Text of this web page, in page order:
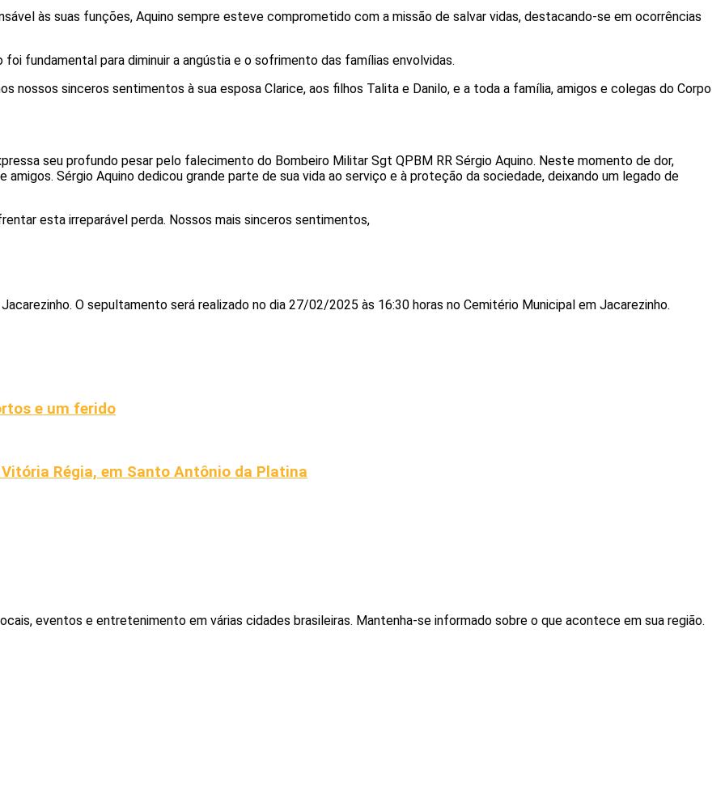
às suas funções, Aquino sempre esteve comprometido com a missão de salvar vidas, destacando-se em ocorrências
fundamental para diminuir a angústia e o sofrimento das famílias envolvidas.
nossos sinceros sentimentos à sua esposa Clarice, aos filhos Talita e Danilo, e a toda a família, amigos e colegas do Corpo
seu profundo pesar pelo falecimento do Bombeiro Militar Sgt QPBM RR Sérgio Aquino. Neste momento de dor,
Sérgio Aquino dedicou grande parte de sua vida ao serviço e à proteção da sociedade, deixando um legado de
esta irreparável perda. Nossos mais sinceros sentimentos,
O sepultamento será realizado no dia 27/02/2025 às 16:30 horas no Cemitério Municipal em Jacarezinho.
e um ferido
Régia, em Santo Antônio da Platina
eventos e entretenimento em várias cidades brasileiras. Mantenha-se informado sobre o que acontece em sua região.